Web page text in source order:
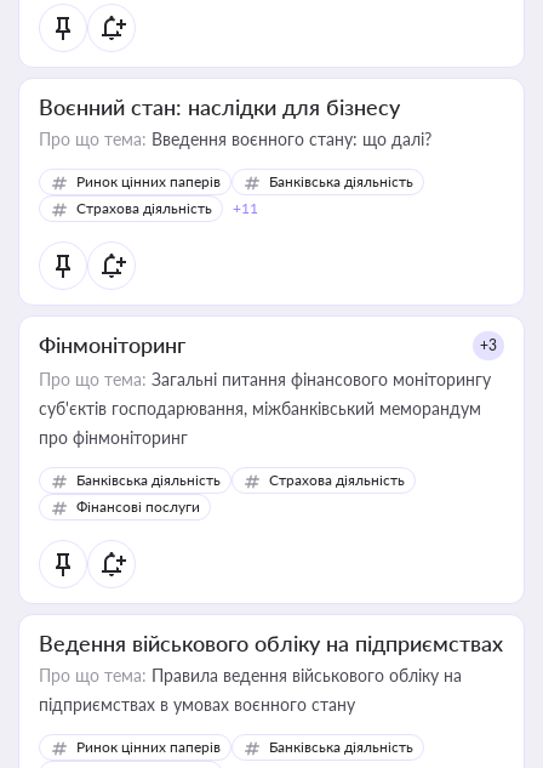
Воєнний стан: наслідки для бізнесу
Про що тема: Введення воєнного стану: що далі?
Ринок цінних паперів
Банківська діяльність
Страхова діяльність
+11
Фінмоніторинг +3
Про що тема: Загальні питання фінансового моніторингу
суб'єктів господарювання, міжбанківський меморандум
про фінмоніторинг
Банківська діяльність
Страхова діяльність
Фінансові послуги
Ведення військового обліку на підприємствах
Про що тема: Правила ведення військового обліку на
підприємствах в умовах воєнного стану
Ринок цінних паперів
Банківська діяльність